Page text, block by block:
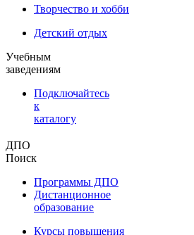
Творчество и хобби
Детский отдых
Учебным
заведениям
Подключайтесь
к
каталогу
ДПО
Поиск
Программы ДПО
Дистанционное
образование
Курсы повышения